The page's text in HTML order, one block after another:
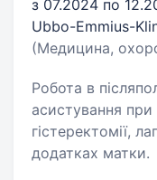
з 07.2024 по
Ubbo-Emmius-
(Медицина,
Робота в
асистування
гістеректомії,
додатках матки.